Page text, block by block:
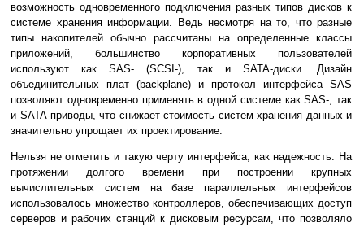
возможность одновременного подключения разных типов дисков к
системе хранения информации. Ведь несмотря на то, что разные
типы накопителей обычно рассчитаны на определенные классы
приложений, большинство корпоративных пользователей
используют как SAS- (SCSI-), так и SATA-диски. Дизайн
объединительных плат (backplane) и протокол интерфейса SAS
позволяют одновременно применять в одной системе как SAS-, так
и SATA-приводы, что снижает стоимость систем хранения данных и
значительно упрощает их проектирование.
Нельзя не отметить и такую черту интерфейса, как надежность. На
протяжении долгого времени при построении крупных
вычислительных систем на базе параллельных интерфейсов
использовалось множество контроллеров, обеспечивающих доступ
серверов и рабочих станций к дисковым ресурсам, что позволяло